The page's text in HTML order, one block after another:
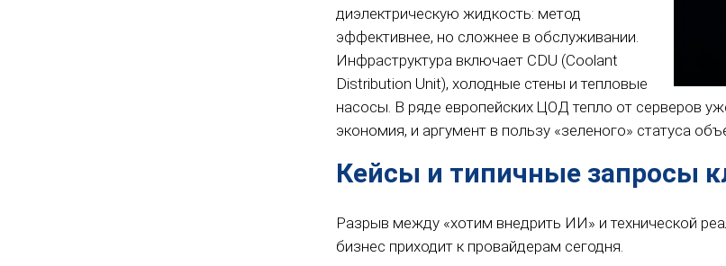
диэлектрическую жидкость: метод
эффективнее, но сложнее в обслуживании.
Инфраструктура включает CDU (Coolant
Distribution Unit), холодные стены и тепловые
насосы. В ряде европейских ЦОД тепло от серверов
экономия, и аргумент в пользу «зеленого» статуса
Кейсы и типичные запросы
Разрыв между «хотим внедрить ИИ» и технической
бизнес приходит к провайдерам сегодня.